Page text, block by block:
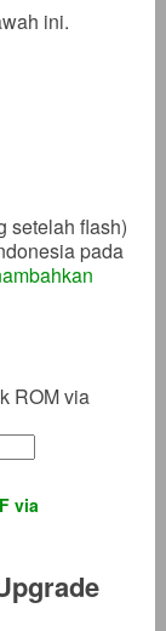
ini.
setelah flash)
pada
ROM via
via